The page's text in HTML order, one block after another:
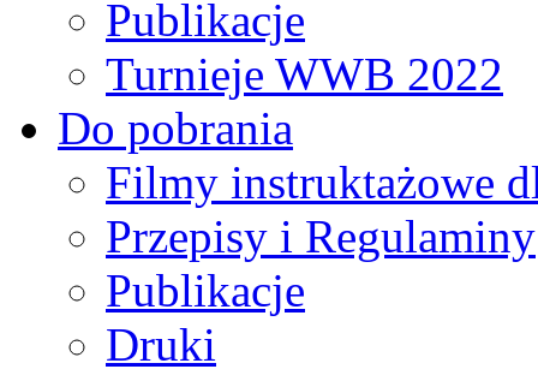
Publikacje
Turnieje WWB 2022
Do pobrania
Filmy instruktażowe
Przepisy i Regulaminy
Publikacje
Druki